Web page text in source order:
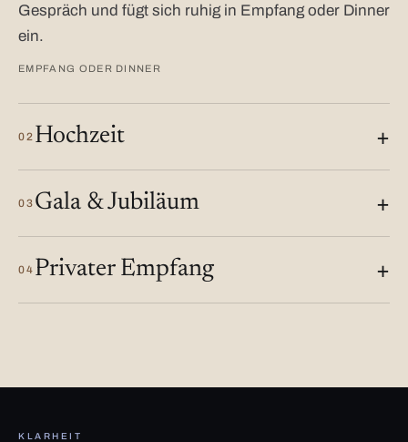
Gespräch und fügt sich ruhig in Empfang oder Dinner
ein.
EMPFANG ODER DINNER
02 Hochzeit
03 Gala & Jubiläum
04 Privater Empfang
KLARHEIT